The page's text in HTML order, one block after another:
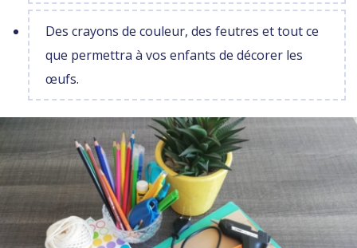
Des crayons de couleur, des feutres et tout ce
que permettra à vos enfants de décorer les
œufs.